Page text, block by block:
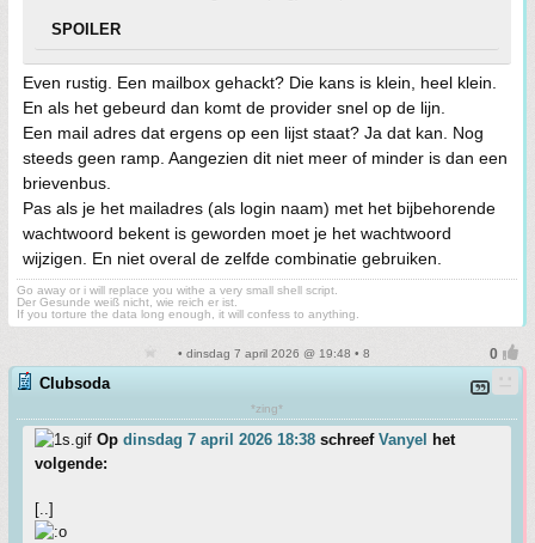
SPOILER
Even rustig. Een mailbox gehackt? Die kans is klein, heel klein.
En als het gebeurd dan komt de provider snel op de lijn.
Een mail adres dat ergens op een lijst staat? Ja dat kan. Nog
steeds geen ramp. Aangezien dit niet meer of minder is dan een
brievenbus.
Pas als je het mailadres (als login naam) met het bijbehorende
wachtwoord bekent is geworden moet je het wachtwoord
wijzigen. En niet overal de zelfde combinatie gebruiken.
Go away or i will replace you withe a very small shell script.
Der Gesunde weiß nicht, wie reich er ist.
If you torture the data long enough, it will confess to anything.
• dinsdag 7 april 2026 @ 19:48 • 8
Clubsoda
*zing*
Op dinsdag 7 april 2026 18:38 schreef Vanyel
het
volgende:
[..]